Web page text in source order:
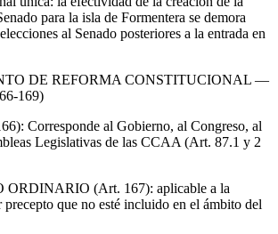
para la isla de Formentera se demora
al Senado posteriores a la entrada en
DE REFORMA CONSTITUCIONAL —
169)
Corresponde al Gobierno, al Congreso, al
Legislativas de las CCAA (Art. 87.1 y 2
(Art. 167): aplicable a la
que no esté incluido en el ámbito del